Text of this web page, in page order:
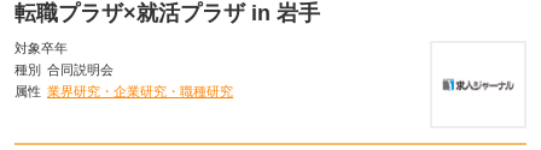
転職プラザ×就活プラザ in 岩手
対象卒年
種別 合同説明会
属性 業界研究・企業研究・職種研究